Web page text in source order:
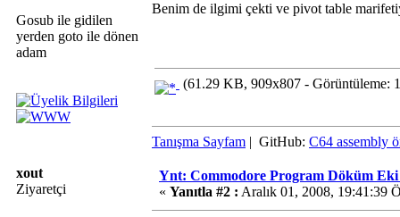
Gosub ile gidilen
yerden goto ile dönen
adam
Benim de ilgimi çekti ve pivot table
(61.29 KB, 909x807 - Görüntüleme:
Tanışma Sayfam | GitHub: C64 assembly
xout
Ziyaretçi
Ynt: Commodore Program Döküm Eki
« Yanıtla #2 : Aralık 01, 2008, 19:41:39